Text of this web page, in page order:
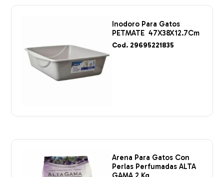
Inodoro Para Gatos
PETMATE 47X38X12.7Cm
Cod. 29695221835
Arena Para Gatos Con
Perlas Perfumadas ALTA